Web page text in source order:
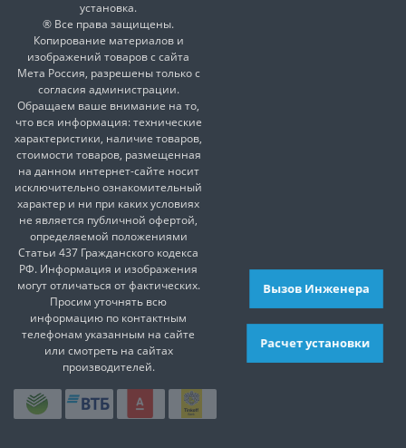
установка.
® Все права защищены.
Копирование материалов и
изображений товаров с сайта
Мета Россия, разрешены только с
согласия администрации.
Обращаем ваше внимание на то,
что вся информация: технические
характеристики, наличие товаров,
стоимости товаров, размещенная
на данном интернет-сайте носит
исключительно ознакомительный
характер и ни при каких условиях
не является публичной офертой,
определяемой положениями
Статьи 437 Гражданского кодекса
РФ. Информация и изображения
могут отличаться от фактических.
Просим уточнять всю
информацию по контактным
телефонам указанным на сайте
или смотреть на сайтах
производителей.
Расчет установки
Вызов Инженера